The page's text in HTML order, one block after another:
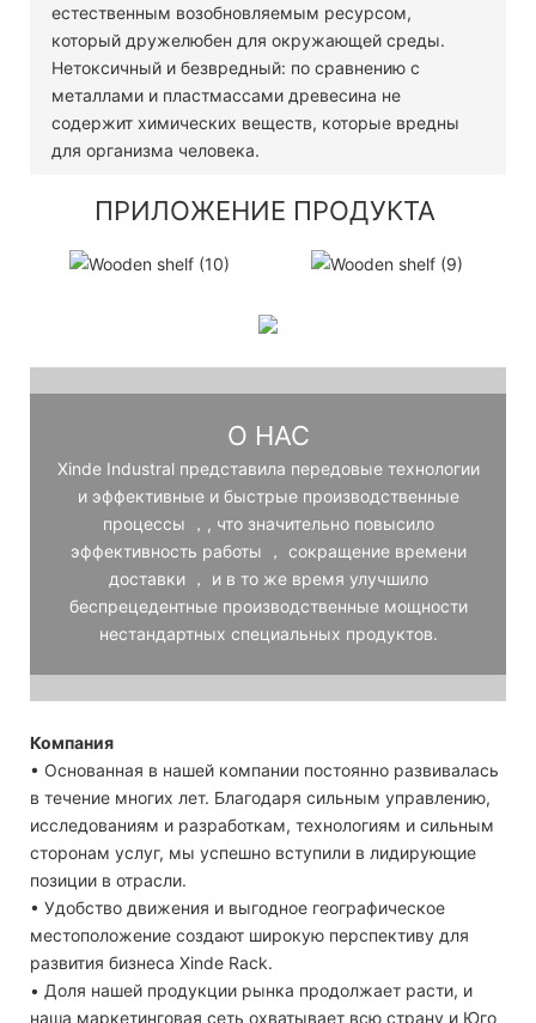
естественным возобновляемым ресурсом,
который дружелюбен для окружающей среды.
Нетоксичный и безвредный: по сравнению с
металлами и пластмассами древесина не
содержит химических веществ, которые вредны
для организма человека.
ПРИЛОЖЕНИЕ ПРОДУКТА
О НАС
Xinde Industral представила передовые технологии
и эффективные и быстрые производственные
процессы ，, что значительно повысило
эффективность работы ， сокращение времени
доставки ， и в то же время улучшило
беспрецедентные производственные мощности
нестандартных специальных продуктов.
Компания
• Основанная в нашей компании постоянно развивалась
в течение многих лет. Благодаря сильным управлению,
исследованиям и разработкам, технологиям и сильным
сторонам услуг, мы успешно вступили в лидирующие
позиции в отрасли.
• Удобство движения и выгодное географическое
местоположение создают широкую перспективу для
развития бизнеса Xinde Rack.
• Доля нашей продукции рынка продолжает расти, и
наша маркетинговая сеть охватывает всю страну и Юго